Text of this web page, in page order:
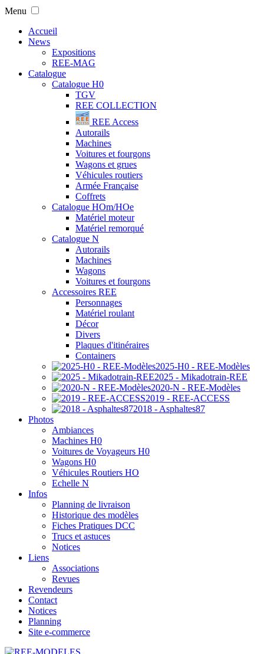
Menu
Accueil
News
Expositions
REE-MAG
Catalogue
Catalogue H0
TGV
REE COLLECTION
REE Access
Autorails
Machines
Voitures et fourgons
Wagons et grues
Véhicules routiers
Armée Française
Coffrets
Catalogue HOm/HOe
Matériel moteur
Matériel remorqué
Catalogue N
Autorails
Machines
Wagons
Voitures et fourgons
Accessoires REE
Personnages
Matériel roulant
Décor
Divers
Plaques d'itinéraires
Containers
2025-H0 - REE-Modèles
2025 - Mikadotrain-REE
2020-N - REE-Modèles
2019 - REE-ACCESS
2018 - Asphaltes87
Photos
Ambiances
Machines H0
Voitures de Voyageurs H0
Wagons H0
Véhicules Routiers HO
Echelle N
Infos
Planning de livraison
Historique des modèles
Fiches Pratiques DCC
Trucs et astuces
Notices
Liens
Associations
Revues
Revendeurs
Contact
Notices
Planning
Site e-commerce